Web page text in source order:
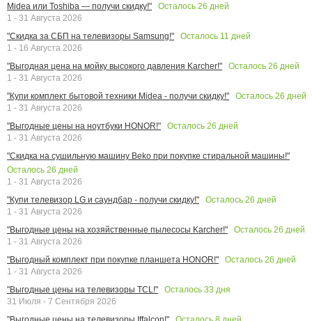
Midea или Toshiba — получи скидку!"
Осталось 26 дней
1 - 31 Августа 2026
"Скидка за СБП на телевизоры Samsung!"
Осталось 11 дней
1 - 16 Августа 2026
"Выгодная цена на мойку высокого давления Karcher!"
Осталось 26 дней
1 - 31 Августа 2026
"Купи комплект бытовой техники Midea - получи скидку!"
Осталось 26 дней
1 - 31 Августа 2026
"Выгодные цены на ноутбуки HONOR!"
Осталось 26 дней
1 - 31 Августа 2026
"Скидка на сушильную машину Beko при покупке стиральной машины!"
Осталось 26 дней
1 - 31 Августа 2026
"Купи телевизор LG и саундбар - получи скидку!"
Осталось 26 дней
1 - 31 Августа 2026
"Выгодные цены на хозяйственные пылесосы Karcher!"
Осталось 26 дней
1 - 31 Августа 2026
"Выгодный комплект при покупке планшета HONOR!"
Осталось 26 дней
1 - 31 Августа 2026
"Выгодные цены на телевизоры TCL!"
Осталось 33 дня
31 Июля - 7 Сентября 2026